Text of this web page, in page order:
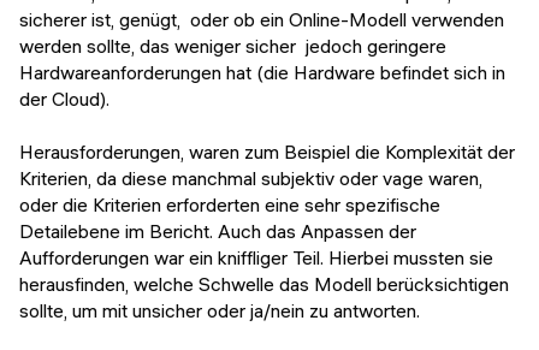
sicherer ist, genügt, oder ob ein Online-Modell verwenden
werden sollte, das weniger sicher jedoch geringere
Hardwareanforderungen hat (die Hardware befindet sich in
der Cloud).
Herausforderungen, waren zum Beispiel die Komplexität der
Kriterien, da diese manchmal subjektiv oder vage waren,
oder die Kriterien erforderten eine sehr spezifische
Detailebene im Bericht. Auch das Anpassen der
Aufforderungen war ein kniffliger Teil. Hierbei mussten sie
herausfinden, welche Schwelle das Modell berücksichtigen
sollte, um mit unsicher oder ja/nein zu antworten.